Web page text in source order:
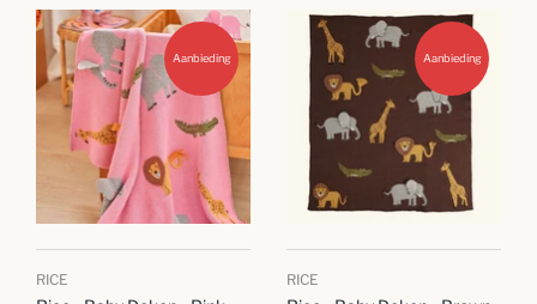
Aanbieding
RICE
Aanbieding
RICE